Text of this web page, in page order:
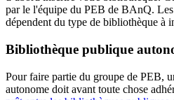
par le l'équipe du PEB de BAnQ. Les
dépendent du type de bibliothèque à
Bibliothèque publique
Pour faire partie du groupe de PEB,
autonome doit avant toute chose